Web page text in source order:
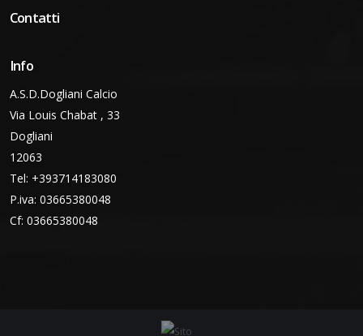
Contatti
Info
A.S.D.Dogliani Calcio
Via Louis Chabat , 33
Dogliani
12063
Tel: +393714183080
P.iva: 03665380048
Cf: 03665380048